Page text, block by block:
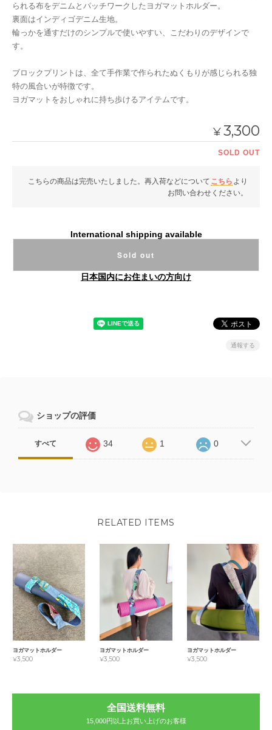
られる布をデニムとパッチワークしたヨガマットホルダー。
裏面はインディゴデニム生地。
輪っかを通すだけのシンプルで使いやすい、こだわりのデザインで
す。
ブロックプリントは、全て手作業で作られたぬくもりが感じられる独
特の風合いが特徴です。
ヨガマットをおしゃれに持ち歩けるアイテムです。
¥3,300
SOLD OUT
こちらの商品は完売いたしました。再入荷などについて こちら より
お問い合わせください。
International shipping available
Sold out
日本国内にお住まいの方向け
通報する
ショップの評価
すべて 34 1 0
RELATED ITEMS
ヨガマットホルダー
¥3,500
ヨガマットホルダー
¥3,500
ヨガマットホルダー
¥3,500
全国送料無料
15,000円以上お買い上げのお客様